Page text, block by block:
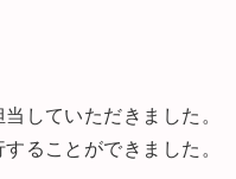
していただきました。
ることができました。